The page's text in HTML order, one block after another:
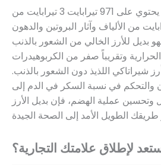
أرز شيراتاكي 1 كغم، يحتوي على 971 تيرابايت 3 تيرابايت من
و31 تيرابايت 3 تيرابايت من الألياف وآثار البروتين والدهون
بديل للأرز الخالي من الشعور بالذنب
شيراتاكي اللذيذ دون الشعور بالذنب.
والتحكم في نسبة السكر في الدم إلى
عملية الهضم، فإن بديل الأرز
لإطلاق علامتك التجارية؟